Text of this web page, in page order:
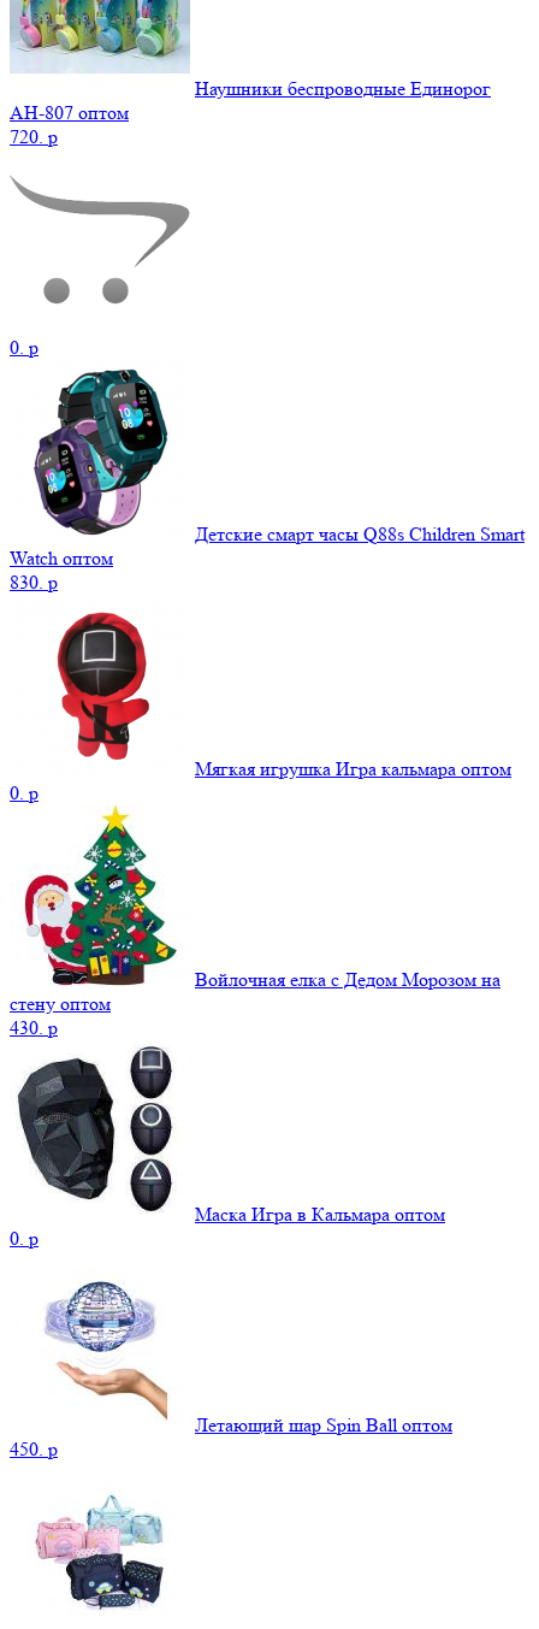
Наушники беспроводные Единорог
AH-807 оптом
720. p
0. p
Детские смарт часы Q88s Children Smart
Watch оптом
830. p
Мягкая игрушка Игра кальмара оптом
0. p
Войлочная елка с Дедом Морозом на
стену оптом
430. p
Маска Игра в Кальмара оптом
0. p
Летающий шар Spin Ball оптом
450. p